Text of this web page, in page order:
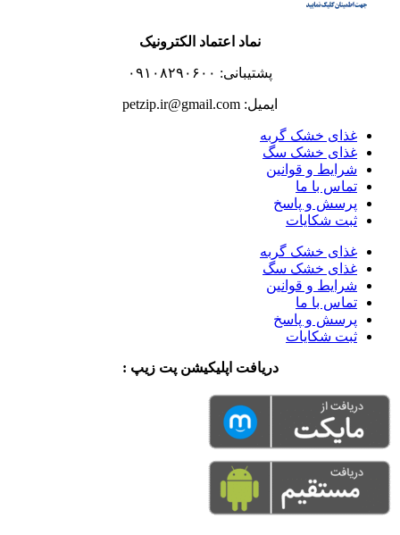
نماد اعتماد الکترونیک
پشتیبانی: ۰۹۱۰۸۲۹۰۶۰۰
ایمیل: petzip.ir@gmail.com
غذای خشک گربه
غذای خشک سگ
شرایط و قوانین
تماس با ما
پرسش و پاسخ
ثبت شکایات
غذای خشک گربه
غذای خشک سگ
شرایط و قوانین
تماس با ما
پرسش و پاسخ
ثبت شکایات
دریافت اپلیکیشن پت زیپ :